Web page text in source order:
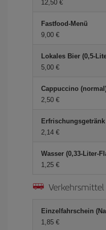
12,50 €
Fastfood-Menü
9,00 €
Lokales Bier (0,5-
5,00 €
Cappuccino
2,50 €
2,14 €
Wasser (0,33-Liter-
1,25 €
Verkehrsmittel
Einzelfahrschein
1,85 €